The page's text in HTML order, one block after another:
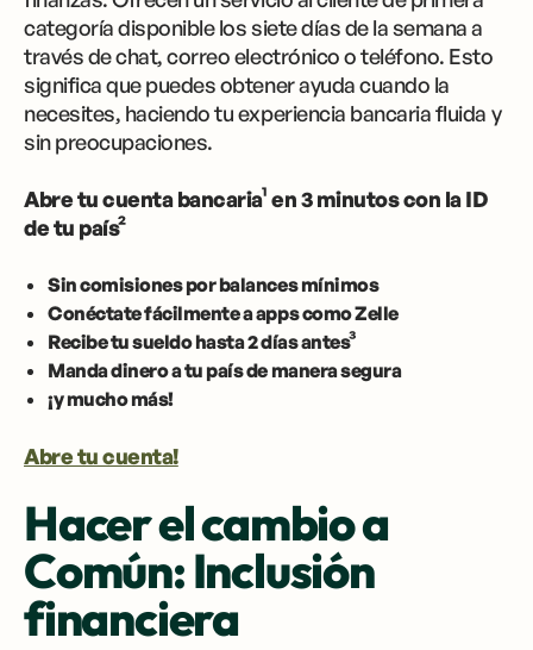
categoría disponible los siete días de la semana a
través de chat, correo electrónico o teléfono. Esto
significa que puedes obtener ayuda cuando la
necesites, haciendo tu experiencia bancaria fluida y
sin preocupaciones.
Abre tu cuenta bancaria¹ en 3 minutos con la ID
de tu país²
Sin comisiones por balances mínimos
Conéctate fácilmente a apps como Zelle
Recibe tu sueldo hasta 2 días antes³
Manda dinero a tu país de manera segura
¡y mucho más!
Abre tu cuenta!
Hacer el cambio a
Común: Inclusión
financiera